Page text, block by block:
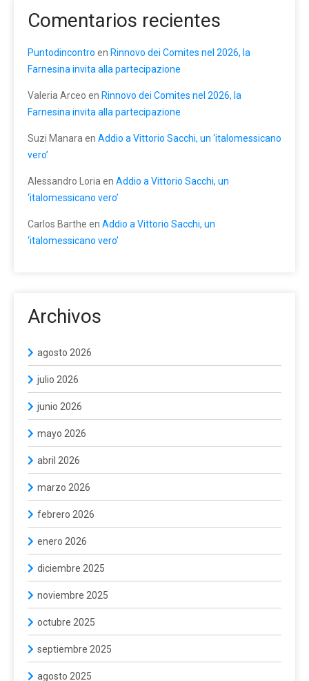
Comentarios recientes
Puntodincontro en Rinnovo dei Comites nel 2026, la
Farnesina invita alla partecipazione
Valeria Arceo en Rinnovo dei Comites nel 2026, la
Farnesina invita alla partecipazione
Suzi Manara en Addio a Vittorio Sacchi, un ‘italomessicano
vero’
Alessandro Loria en Addio a Vittorio Sacchi, un
‘italomessicano vero’
Carlos Barthe en Addio a Vittorio Sacchi, un
‘italomessicano vero’
Archivos
agosto 2026
julio 2026
junio 2026
mayo 2026
abril 2026
marzo 2026
febrero 2026
enero 2026
diciembre 2025
noviembre 2025
octubre 2025
septiembre 2025
agosto 2025